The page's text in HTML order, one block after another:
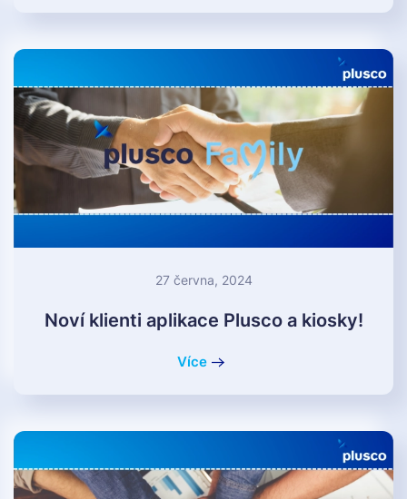
27 června, 2024
Noví klienti aplikace Plusco a kiosky!
Více